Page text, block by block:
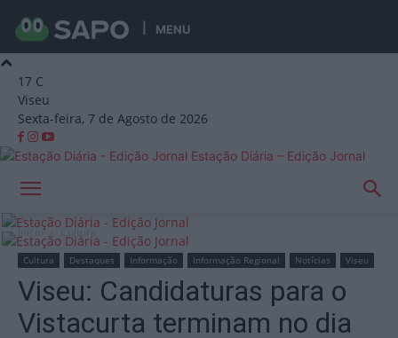
MENU
17 C
Viseu
Sexta-feira, 7 de Agosto de 2026
Estação Diária – Edição Jornal
Início Cultura
Cultura Destaques Informação Informação Regional Notícias Viseu
Viseu: Candidaturas para o
Vistacurta terminam no dia